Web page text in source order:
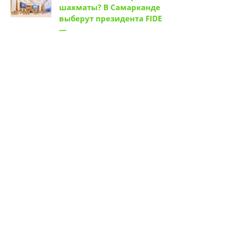
шахматы? В Самарканде
выберут президента FIDE
—